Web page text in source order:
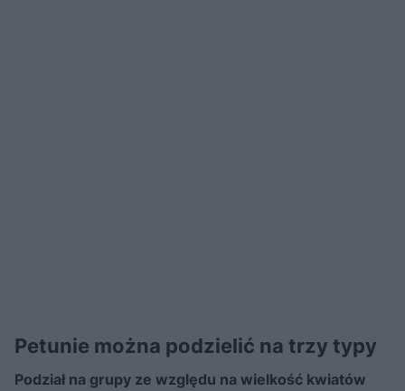
Petunie można podzielić na trzy typy
Podział na grupy ze względu na wielkość kwiatów